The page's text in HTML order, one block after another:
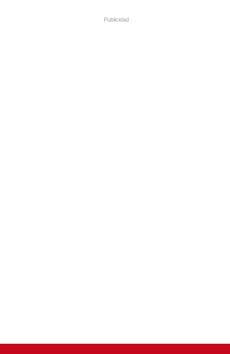
Publicidad